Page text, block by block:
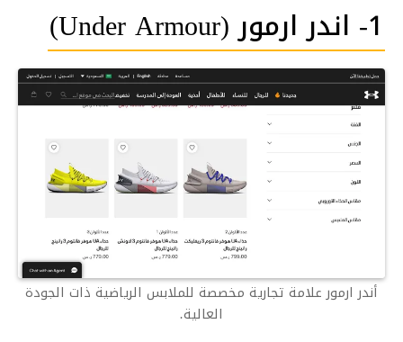
1- اندر ارمور (Under Armour)
أندر ارمور علامة تجارية مخصصة للملابس الرياضية ذات الجودة
العالية.